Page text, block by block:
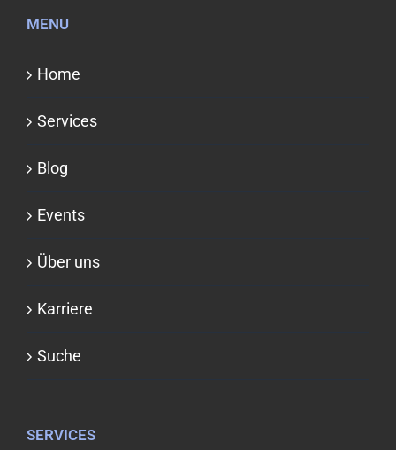
MENU
Home
Services
Blog
Events
Über uns
Karriere
Suche
SERVICES